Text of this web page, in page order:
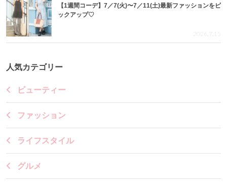
【1週間コーデ】7／7(火)〜7／11(土)最新ファッションをピ
ックアップ♡
2026.7.15
人気カテゴリー
ビューティー
ファッション
ライフスタイル
グルメ